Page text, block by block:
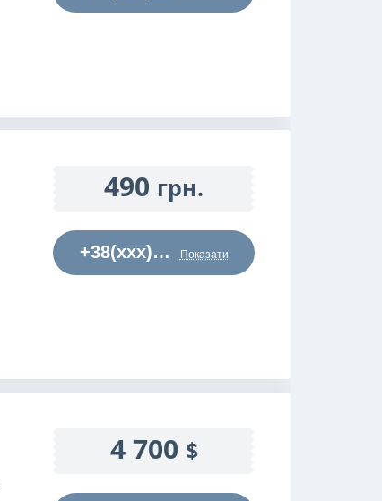
490 грн.
+38(xxx)… Показати
4 700 $